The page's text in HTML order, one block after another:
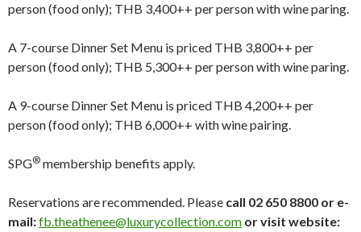
person (food only); THB 3,400++ per person with wine paring.
A 7-course Dinner Set Menu is priced THB 3,800++ per
person (food only); THB 5,300++ per person with wine paring.
A 9-course Dinner Set Menu is priced THB 4,200++ per
person (food only); THB 6,000++ with wine pairing.
SPG® membership benefits apply.
Reservations are recommended. Please call 02 650 8800 or e-
mail:fb.theathenee@luxurycollection.com or visit website: